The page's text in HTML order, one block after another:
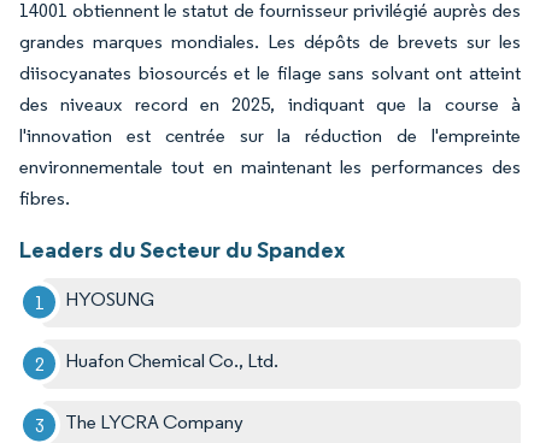
14001 obtiennent le statut de fournisseur privilégié auprès des
grandes marques mondiales. Les dépôts de brevets sur les
diisocyanates biosourcés et le filage sans solvant ont atteint
des niveaux record en 2025, indiquant que la course à
l'innovation est centrée sur la réduction de l'empreinte
environnementale tout en maintenant les performances des
fibres.
Leaders du Secteur du Spandex
HYOSUNG
Huafon Chemical Co., Ltd.
The LYCRA Company